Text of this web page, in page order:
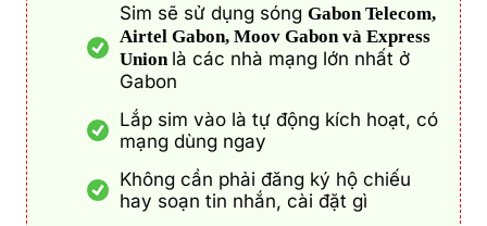
Sim sẽ sử dụng sóng Gabon Telecom,
Airtel Gabon, Moov Gabon và Express
Union là các nhà mạng lớn nhất ở
Gabon
Lắp sim vào là tự động kích hoạt, có
mạng dùng ngay
Không cần phải đăng ký hộ chiếu
hay soạn tin nhắn, cài đặt gì